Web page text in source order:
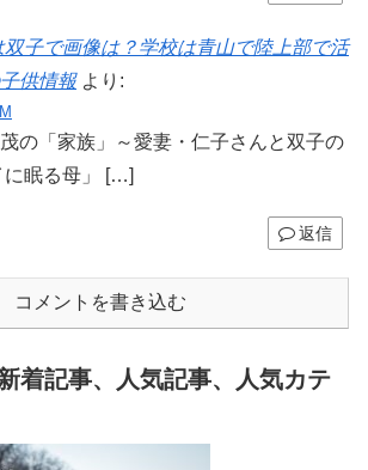
子で画像は？学校は青山で陸上部で活
供情報 より:
の「家族」～愛妻・仁子さんと双子の
に眠る母」 […]
返信
コメントを書き込む
着記事、人気記事、人気カテ